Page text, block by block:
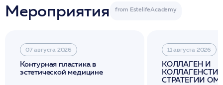
Мероприятия
07 августа 2026
Контурная пластика в
эстетической медицине
11 августа 2026
КОЛЛАГЕН И
СТРАТЕГИИ